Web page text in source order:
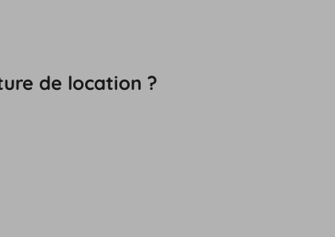
de location ?